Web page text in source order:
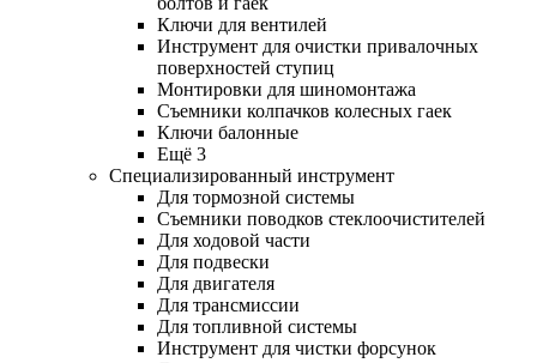
Ключи для вентилей
Инструмент для очистки привалочных
поверхностей ступиц
Монтировки для шиномонтажа
Съемники колпачков колесных гаек
Ключи балонные
Ещё 3
Специализированный инструмент
Для тормозной системы
Съемники поводков стеклоочистителей
Для ходовой части
Для подвески
Для двигателя
Для трансмиссии
Для топливной системы
Инструмент для чистки форсунок